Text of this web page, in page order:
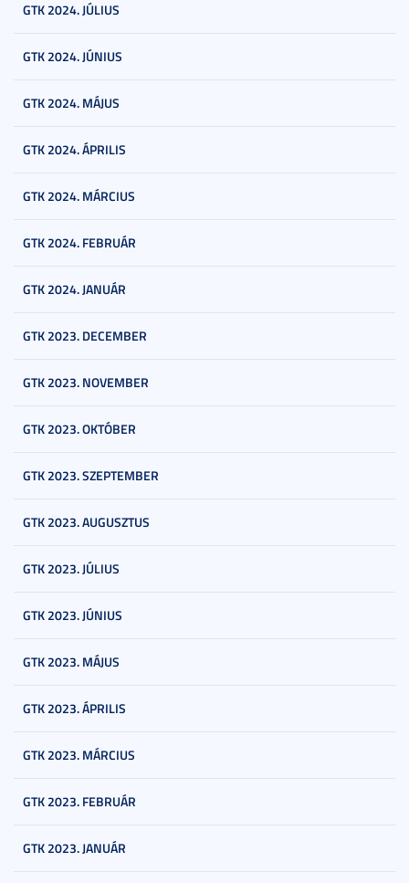
GTK 2024. JÚLIUS
GTK 2024. JÚNIUS
GTK 2024. MÁJUS
GTK 2024. ÁPRILIS
GTK 2024. MÁRCIUS
GTK 2024. FEBRUÁR
GTK 2024. JANUÁR
GTK 2023. DECEMBER
GTK 2023. NOVEMBER
GTK 2023. OKTÓBER
GTK 2023. SZEPTEMBER
GTK 2023. AUGUSZTUS
GTK 2023. JÚLIUS
GTK 2023. JÚNIUS
GTK 2023. MÁJUS
GTK 2023. ÁPRILIS
GTK 2023. MÁRCIUS
GTK 2023. FEBRUÁR
GTK 2023. JANUÁR